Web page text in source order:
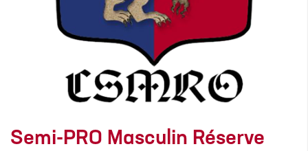
Semi-PRO Masculin Réserve